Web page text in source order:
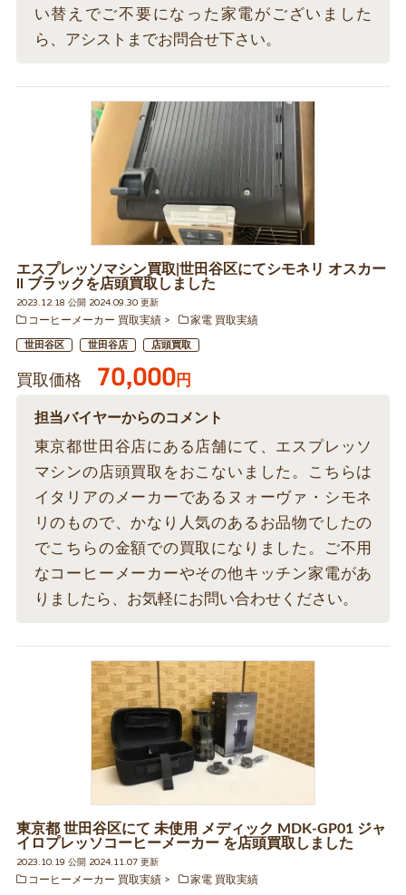
い替えでご不要になった家電がございました
ら、アシストまでお問合せ下さい。
エスプレッソマシン買取|世田谷区にてシモネリ オスカー
ll ブラックを店頭買取しました
2023.12.18 公開 2024.09.30 更新
コーヒーメーカー 買取実績
家電 買取実績
世田谷区 世田谷店 店頭買取
買取価格 70,000円
担当バイヤーからのコメント
東京都世田谷店にある店舗にて、エスプレッソ
マシンの店頭買取をおこないました。こちらは
イタリアのメーカーであるヌォーヴァ・シモネ
リのもので、かなり人気のあるお品物でしたの
でこちらの金額での買取になりました。ご不用
なコーヒーメーカーやその他キッチン家電があ
りましたら、お気軽にお問い合わせください。
東京都 世田谷区にて 未使用 メディック MDK-GP01 ジャ
イロプレッソコーヒーメーカー を店頭買取しました
2023.10.19 公開 2024.11.07 更新
コーヒーメーカー 買取実績
家電 買取実績